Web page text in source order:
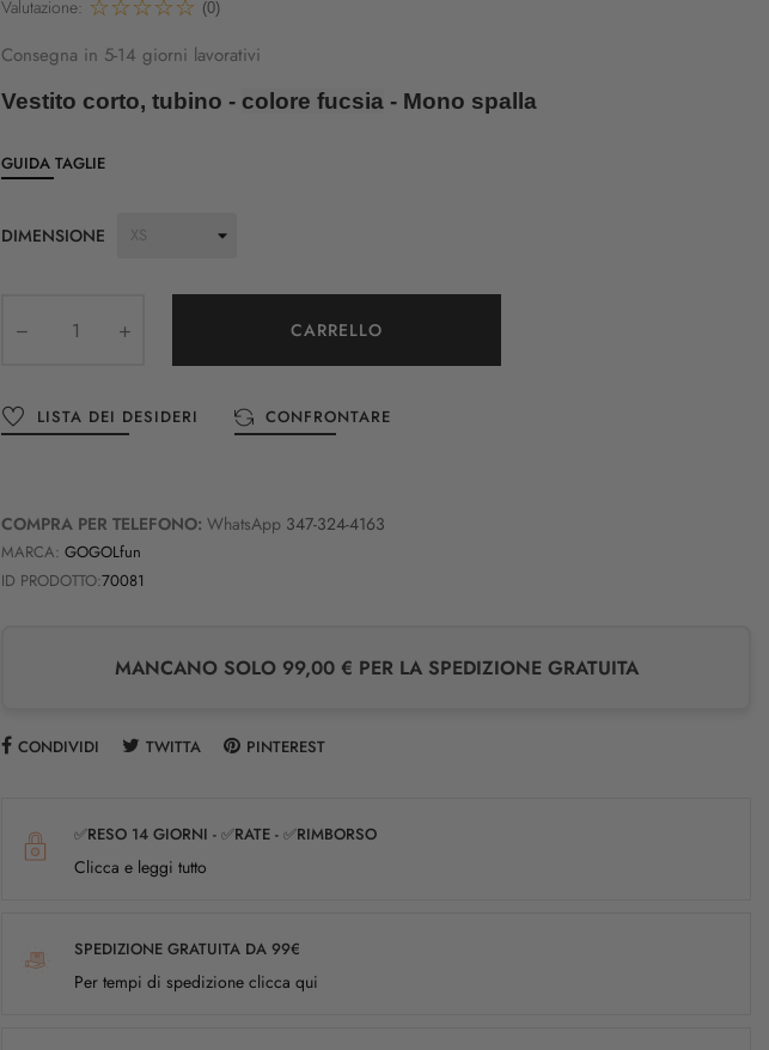
Valutazione: (0)
Consegna in 5-14 giorni lavorativi
Vestito corto, tubino - colore fucsia - Mono spalla
GUIDA TAGLIE
DIMENSIONE
CARRELLO
LISTA DEI DESIDERI CONFRONTARE
COMPRA PER TELEFONO: WhatsApp 347-324-4163
MARCA: GOGOLfun
ID PRODOTTO:70081
MANCANO SOLO 99,00 € PER LA SPEDIZIONE GRATUITA
CONDIVIDI TWITTA PINTEREST
✅RESO 14 GIORNI - ✅RATE - ✅RIMBORSO
Clicca e leggi tutto
SPEDIZIONE GRATUITA DA 99€
Per tempi di spedizione clicca qui